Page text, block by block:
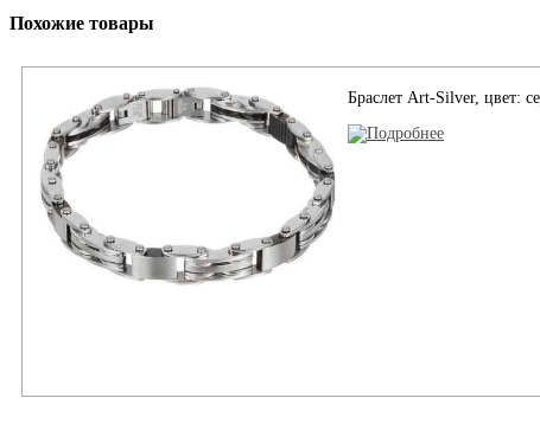
Похожие товары
Браслет Art-Silver, цвет: